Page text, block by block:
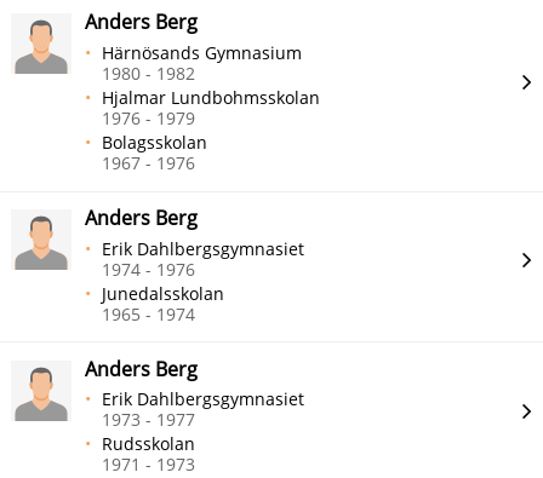
Anders Berg
Härnösands Gymnasium
1980 - 1982
Hjalmar Lundbohmsskolan
1976 - 1979
Bolagsskolan
1967 - 1976
Anders Berg
Erik Dahlbergsgymnasiet
1974 - 1976
Junedalsskolan
1965 - 1974
Anders Berg
Erik Dahlbergsgymnasiet
1973 - 1977
Rudsskolan
1971 - 1973